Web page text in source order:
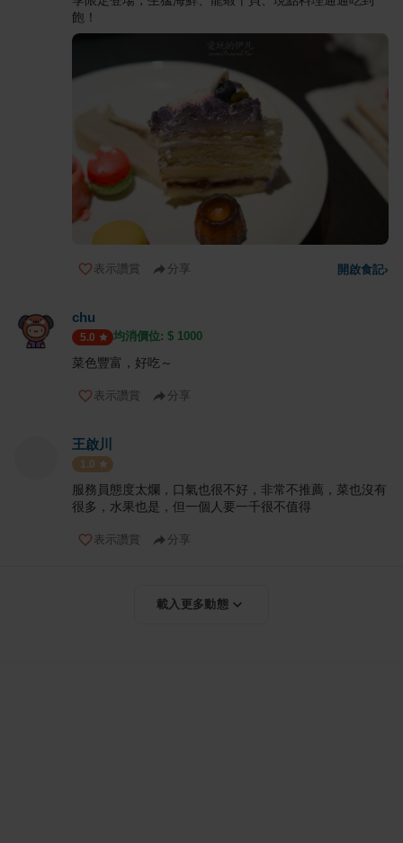
飽！
表示讚賞 分享 開啟食記›
chu
5.0 均消價位: $ 1000
菜色豐富，好吃～
表示讚賞 分享
王啟川
1.0
服務員態度太爛，口氣也很不好，非常不推薦，菜也沒有
很多，水果也是，但一個人要一千很不值得
表示讚賞 分享
載入更多動態